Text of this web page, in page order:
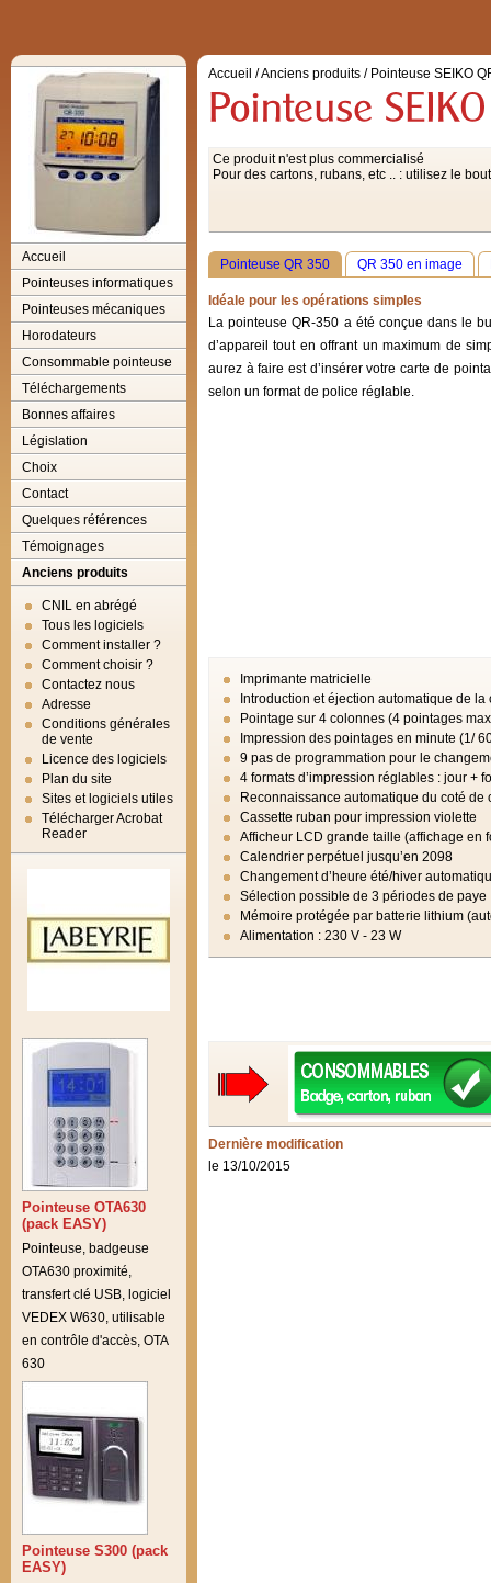
Accueil
Pointeuses informatiques
Pointeuses mécaniques
Horodateurs
Consommable pointeuse
Téléchargements
Bonnes affaires
Législation
Choix
Contact
Quelques références
Témoignages
Anciens produits
CNIL en abrégé
Tous les logiciels
Comment installer ?
Comment choisir ?
Contactez nous
Adresse
Conditions générales
de vente
Licence des logiciels
Plan du site
Sites et logiciels utiles
Télécharger Acrobat
Reader
Pointeuse OTA630
(pack EASY)
Pointeuse, badgeuse
OTA630 proximité,
transfert clé USB, logiciel
VEDEX W630, utilisable
en contrôle d'accès, OTA
630
Pointeuse S300 (pack
EASY)
Accueil /Anciens produits / Pointeuse SEIKO
Ce produit n'est plus commercialisé
Pour des cartons, rubans, etc .. : utilisez le
Pointeuse QR 350 QR 350 en image
Idéale pour les opérations simples
La pointeuse QR-350 a été conçue dans le
d’appareil tout en offrant un maximum de
aurez à faire est d’insérer votre carte de
selon un format de police réglable.
Imprimante matricielle
Introduction et éjection automatique de
Pointage sur 4 colonnes (4 pointages
Impression des pointages en minute (1/
9 pas de programmation pour le
4 formats d’impression réglables : jour +
Reconnaissance automatique du coté
Cassette ruban pour impression violette
Afficheur LCD grande taille (affichage en
Calendrier perpétuel jusqu’en 2098
Changement d’heure été/hiver
Sélection possible de 3 périodes de
Mémoire protégée par batterie lithium
Alimentation : 230 V - 23 W
Dernière modification
le 13/10/2015